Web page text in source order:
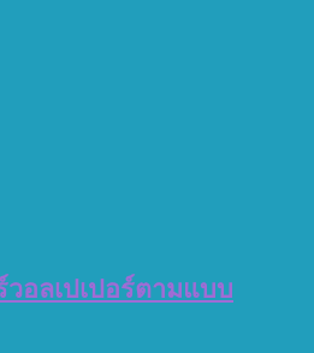
อลเปเปอร์ตามแบบ